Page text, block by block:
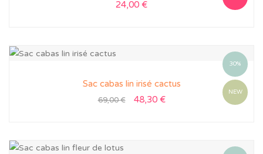
24,00 €
30%
NEW
Sac cabas lin irisé cactus
69,00€ 48,30 €